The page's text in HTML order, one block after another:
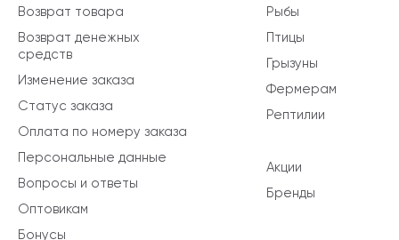
Рыбы
Птицы
Грызуны
Фермерам
Рептилии
Акции
Бренды
Возврат товара
Возврат денежных
средств
Изменение заказа
Статус заказа
Оплата по номеру заказа
Персональные данные
Вопросы и ответы
Оптовикам
Бонусы